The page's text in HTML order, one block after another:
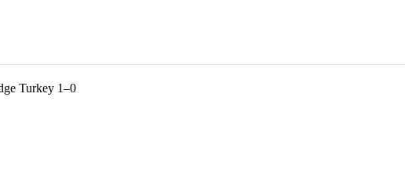
Turkey 1–0